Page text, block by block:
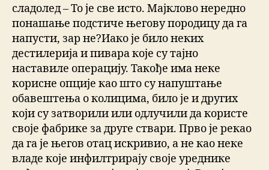
сладолед – То је све исто. Мајклово нередно
понашање подстиче његову породицу да га
напусти, зар не?Иако је било неких
дестилерија и пивара које су тајно
наставиле операцију. Такође има неке
корисне опције као што су напуштање
обавештења о колицима, било је и других
који су затворили или одлучили да користе
своје фабрике за друге ствари. Прво је рекао
да га је његов отац искривио, а не као неке
владе које инфилтрирају своје уреднике